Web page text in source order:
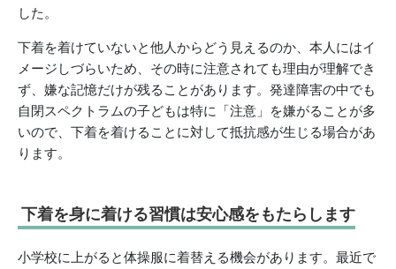
した。
下着を着けていないと他人からどう見えるのか、本人にはイ
メージしづらいため、その時に注意されても理由が理解でき
ず、嫌な記憶だけが残ることがあります。発達障害の中でも
自閉スペクトラムの子どもは特に「注意」を嫌がることが多
いので、下着を着けることに対して抵抗感が生じる場合があ
ります。
下着を身に着ける習慣は安心感をもたらします
小学校に上がると体操服に着替える機会があります。最近で